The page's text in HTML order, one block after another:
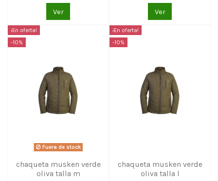
Ver Ver
¡En oferta!
-10%
Fuera de stock
chaqueta musken verde
oliva talla m
¡En oferta!
-10%
chaqueta musken verde
oliva talla l